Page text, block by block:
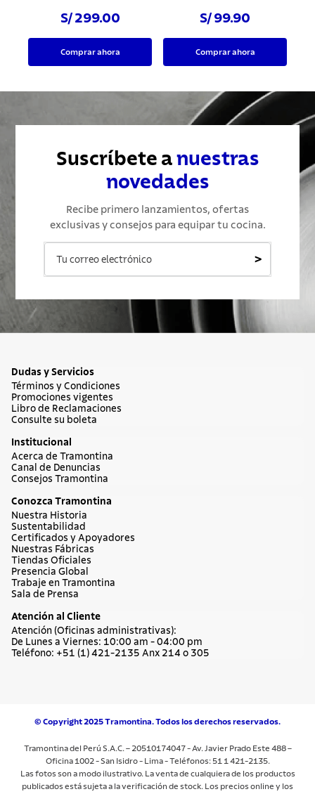
S/ 299.00
Comprar ahora
S/ 99.90
Comprar ahora
Suscríbete a nuestras
novedades
Recibe primero lanzamientos, ofertas
exclusivas y consejos para equipar tu cocina.
>
Dudas y Servicios
Términos y Condiciones
Promociones vigentes
Libro de Reclamaciones
Consulte su boleta
Institucional
Acerca de Tramontina
Canal de Denuncias
Consejos Tramontina
Conozca Tramontina
Nuestra Historia
Sustentabilidad
Certificados y Apoyadores
Nuestras Fábricas
Tiendas Oficiales
Presencia Global
Trabaje en Tramontina
Sala de Prensa
Atención al Cliente
Atención (Oficinas administrativas):
De Lunes a Viernes: 10:00 am - 04:00 pm
Teléfono: +51 (1) 421-2135 Anx 214 o 305
© Copyright 2025 Tramontina. Todos los derechos reservados.
Tramontina del Perú S.A.C. – 20510174047 - Av. Javier Prado Este 488 –
Oficina 1002 - San Isidro - Lima - Teléfonos: 51 1 421-2135.
Las fotos son a modo ilustrativo. La venta de cualquiera de los productos
publicados está sujeta a la verificación de stock. Los precios online y los